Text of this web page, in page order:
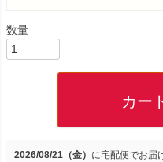
カー
2026/08/21（金） に宅配便でお届